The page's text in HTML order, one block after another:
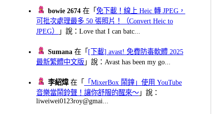
bowie 2674 在「免下載！線上 Heic 轉 JPEG，
可批次處理最多 50 張照片！（Convert Heic to
JPEG）
」說：Love that I can batc...
Sumana 在「 [下載] avast! 免費防毒軟體 2025
最新繁體中文版 」說：Avast has been my go...
李紹煒在「
「MixerBox 鬧鐘」使用 YouTube
音樂當鬧鈴聲！讓你舒服的醒來～ 」說：
liweiwei0123roy@gmai...